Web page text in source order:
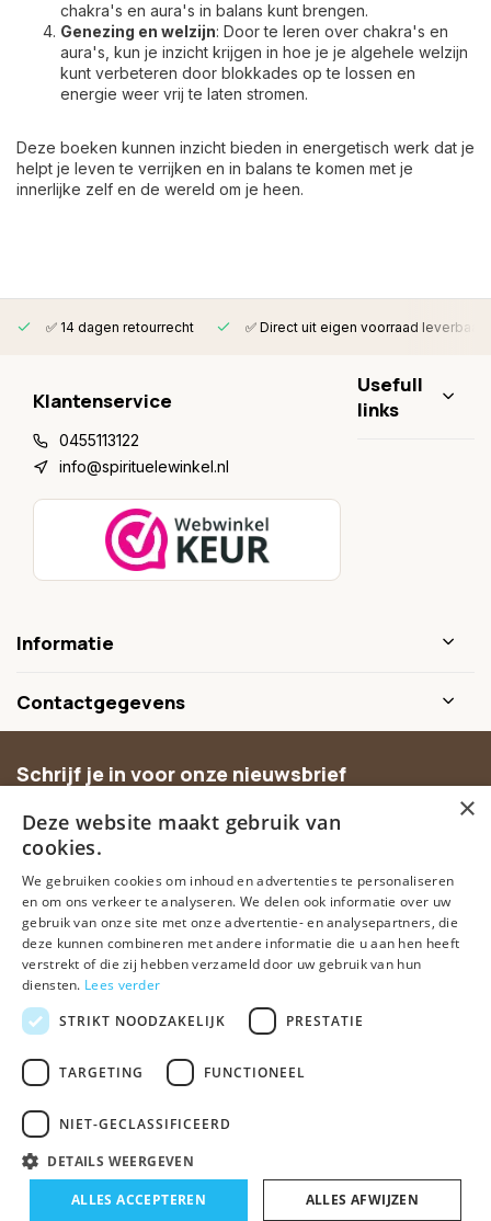
chakra's en aura's in balans kunt brengen.
Genezing en welzijn: Door te leren over chakra's en
aura's, kun je inzicht krijgen in hoe je je algehele welzijn
kunt verbeteren door blokkades op te lossen en
energie weer vrij te laten stromen.
Deze boeken kunnen inzicht bieden in energetisch werk dat je
helpt je leven te verrijken en in balans te komen met je
innerlijke zelf en de wereld om je heen.
✅ 14 dagen retourrecht ✅ Direct uit eigen voorraad leverbaar
Klantenservice
0455113122
info@spirituelewinkel.nl
Usefull
links
Informatie
Contactgegevens
Schrijf je in voor onze nieuwsbrief
aanbiedingen.
Abonneer
Algemene voorwaarden Disclaimer
© Spirituele winkel • Sinds 2006 • Dé vertrouwde spirituele webshop
×
Deze website maakt gebruik van
cookies.
We gebruiken cookies om inhoud en advertenties te personaliseren
en om ons verkeer te analyseren. We delen ook informatie over uw
gebruik van onze site met onze advertentie- en analysepartners, die
deze kunnen combineren met andere informatie die u aan hen heeft
verstrekt of die zij hebben verzameld door uw gebruik van hun
diensten. Lees verder
STRIKT NOODZAKELIJK
PRESTATIE
TARGETING FUNCTIONEEL
NIET-GECLASSIFICEERD
DETAILS WEERGEVEN
ALLES ACCEPTEREN ALLES AFWIJZEN